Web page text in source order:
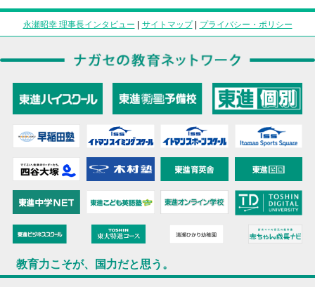
永瀬昭幸 理事長インタビュー | サイトマップ| プライバシー・ポリシー
教育力こそが、国力だと思う。